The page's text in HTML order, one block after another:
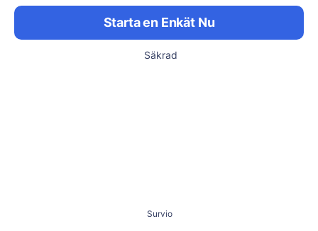
Starta en Enkät Nu
Säkrad
Survio